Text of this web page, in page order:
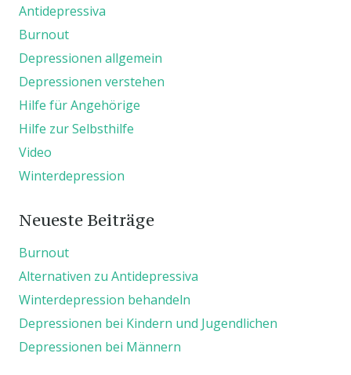
Antidepressiva
Burnout
Depressionen allgemein
Depressionen verstehen
Hilfe für Angehörige
Hilfe zur Selbsthilfe
Video
Winterdepression
Neueste Beiträge
Burnout
Alternativen zu Antidepressiva
Winterdepression behandeln
Depressionen bei Kindern und Jugendlichen
Depressionen bei Männern